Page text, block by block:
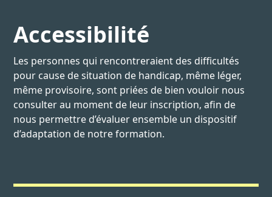
Accessibilité
Les personnes qui rencontreraient des difficultés
pour cause de situation de handicap, même léger,
même provisoire, sont priées de bien vouloir nous
consulter au moment de leur inscription, afin de
nous permettre d’évaluer ensemble un dispositif
d’adaptation de notre formation.